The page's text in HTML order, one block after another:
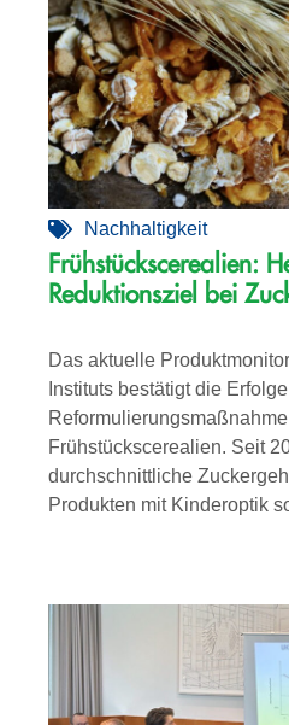
Nachhaltigkeit
Frühstückscerealien:
Reduktionsziel bei
Das aktuelle
Instituts bestätigt die
Frühstückscerealien. Seit
durchschnittliche
Produkten mit Kinderoptik